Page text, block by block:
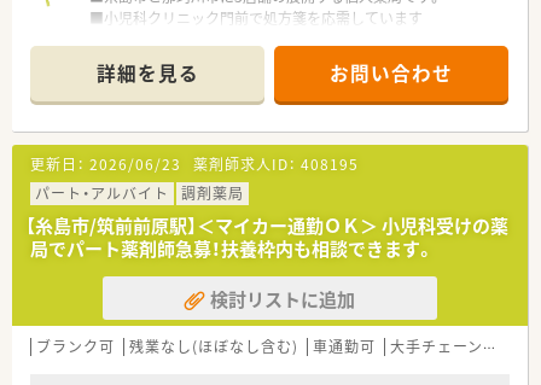
■小児科クリニック門前で処方箋を応需しています
詳細を見る お問い合わせ
更新日： 2026/06/23 薬剤師求人ID： 408195
パート・アルバイト
調剤薬局
【糸島市/筑前前原駅】＜マイカー通勤ＯＫ＞ 小児科受けの薬
局でパート薬剤師急募！扶養枠内も相談できます。
検討リストに追加
ブランク可 残業なし(ほぼなし含む) 車通勤可 大手チェーン以外